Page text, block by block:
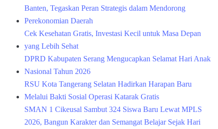
Banten, Tegaskan Peran Strategis dalam Mendorong
Perekonomian Daerah
Cek Kesehatan Gratis, Investasi Kecil untuk Masa Depan
yang Lebih Sehat
DPRD Kabupaten Serang Mengucapkan Selamat Hari Anak
Nasional Tahun 2026
RSU Kota Tangerang Selatan Hadirkan Harapan Baru
Melalui Bakti Sosial Operasi Katarak Gratis
SMAN 1 Cikeusal Sambut 324 Siswa Baru Lewat MPLS
2026, Bangun Karakter dan Semangat Belajar Sejak Hari